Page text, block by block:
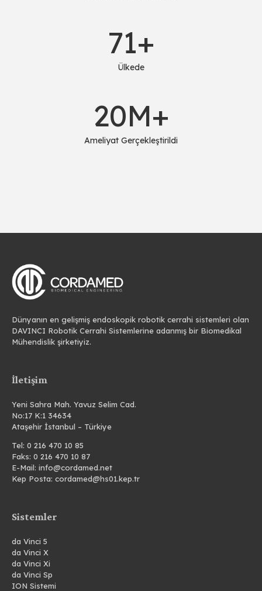
Ülkede
71+
Ameliyat Gerçekleştirildi
20M+
Dünyanın en gelişmiş endoskopik robotik cerrahi sistemleri olan
DAVINCI Robotik Cerrahi Sistemlerine adanmış bir Biomedikal
Mühendislik şirketiyiz.
İletişim
Yeni Sahra Mah. Yavuz Selim Cad.
No:17 K:1 34634
Ataşehir İstanbul – Türkiye
Tel: 0 216 470 10 85
Faks: 0 216 470 10 87
E-Mail: info@cordamed.net
Kep Posta: cordamed@hs01.kep.tr
Sistemler
da Vinci 5
da Vinci X
da Vinci Xi
da Vinci Sp
ION Sistemi